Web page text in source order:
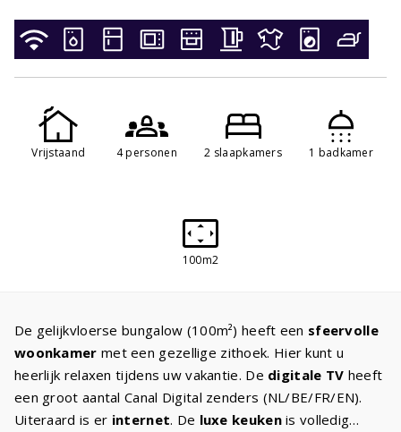
Vrijstaand 4 personen 2 slaapkamers 1 badkamer
100m2
De gelijkvloerse bungalow (100m²) heeft een sfeervolle
woonkamer met een gezellige zithoek. Hier kunt u
heerlijk relaxen tijdens uw vakantie. De digitale TV heeft
een groot aantal Canal Digital zenders (NL/BE/FR/EN).
Uiteraard is er internet. De luxe keukenis volledig